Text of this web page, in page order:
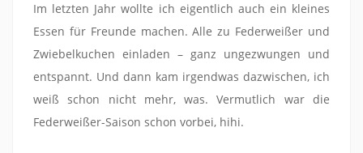
Im letzten Jahr wollte ich eigentlich auch ein kleines
Essen für Freunde machen. Alle zu Federweißer und
Zwiebelkuchen einladen – ganz ungezwungen und
entspannt. Und dann kam irgendwas dazwischen, ich
weiß schon nicht mehr, was. Vermutlich war die
Federweißer-Saison schon vorbei, hihi.